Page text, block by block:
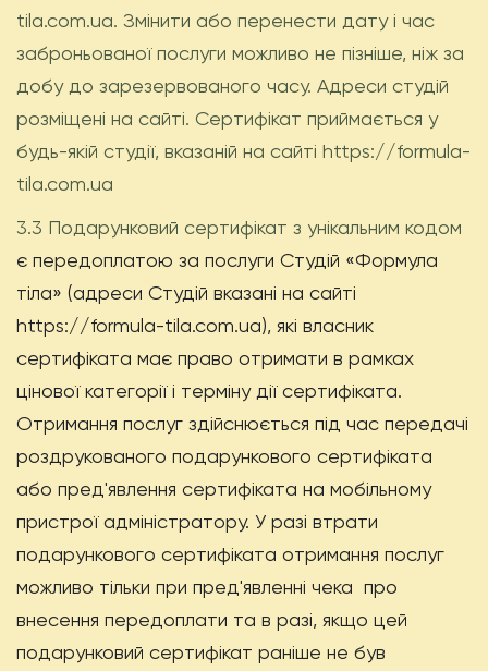
tila.com.ua. Змінити або перенести дату і час
заброньованої послуги можливо не пізніше, ніж за
добу до зарезервованого часу. Адреси студій
розміщені на сайті. Сертифікат приймається у
будь-якій студії, вказаній на сайті https://formula-
tila.com.ua
3.3 Подарунковий сертифікат з унікальним кодом
є передоплатою за послуги Студій «Формула
тіла» (адреси Студій вказані на сайті
https://formula-tila.com.ua), які власник
сертифіката має право отримати в рамках
цінової категорії і терміну дії сертифіката.
Отримання послуг здійснюється під час передачі
роздрукованого подарункового сертифіката
або пред'явлення сертифіката на мобільному
пристрої адміністратору. У разі втрати
подарункового сертифіката отримання послуг
можливо тільки при пред'явленні чека про
внесення передоплати та в разі, якщо цей
подарунковий сертифікат раніше не був